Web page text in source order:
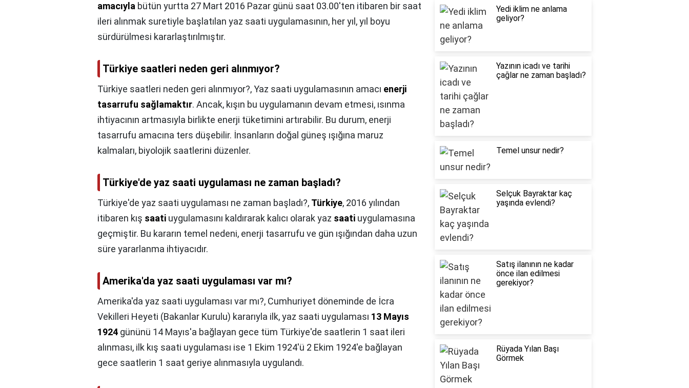
amacıyla bütün yurtta 27 Mart 2016 Pazar günü saat 03.00'ten itibaren bir saat
ileri alınmak suretiyle başlatılan yaz saati uygulamasının, her yıl, yıl boyu
sürdürülmesi kararlaştırılmıştır.
Türkiye saatleri neden geri alınmıyor?
Türkiye saatleri neden geri alınmıyor?,Yaz saati uygulamasının amacı enerji
tasarrufu sağlamaktır. Ancak, kışın bu uygulamanın devam etmesi, ısınma
ihtiyacının artmasıyla birlikte enerji tüketimini artırabilir. Bu durum, enerji
tasarrufu amacına ters düşebilir. İnsanların doğal güneş ışığına maruz
kalmaları, biyolojik saatlerini düzenler.
Türkiye'de yaz saati uygulaması ne zaman başladı?
Türkiye'de yaz saati uygulaması ne zaman başladı?, Türkiye, 2016 yılından
itibaren kış saati uygulamasını kaldırarak kalıcı olarak yaz saati uygulamasına
geçmiştir. Bu kararın temel nedeni, enerji tasarrufu ve gün ışığından daha uzun
süre yararlanma ihtiyacıdır.
Amerika'da yaz saati uygulaması var mı?
Amerika'da yaz saati uygulaması var mı?, Cumhuriyet döneminde de İcra
Vekilleri Heyeti (Bakanlar Kurulu) kararıyla ilk, yaz saati uygulaması 13 Mayıs
1924 gününü 14 Mayıs'a bağlayan gece tüm Türkiye'de saatlerin 1 saat ileri
alınması, ilk kış saati uygulaması ise 1 Ekim 1924'ü 2 Ekim 1924'e bağlayan
gece saatlerin 1 saat geriye alınmasıyla uygulandı.
Yedi iklim ne anlama
geliyor?
Yazının icadı ve tarihi
çağlar ne zaman başladı?
Temel unsur nedir?
Selçuk Bayraktar kaç
yaşında evlendi?
Satış ilanının ne kadar
önce ilan edilmesi
gerekiyor?
Rüyada Yılan Başı
Görmek